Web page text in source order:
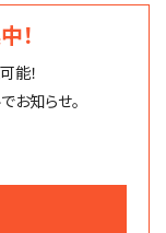
！
能！
お知らせ。